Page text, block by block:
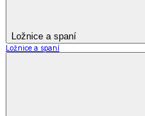
Ložnice a spaní
Ložnice a spaní